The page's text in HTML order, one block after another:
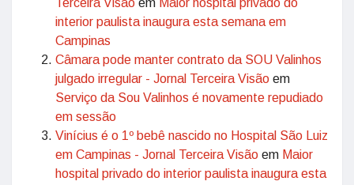
Terceira Visão em Maior hospital privado do
interior paulista inaugura esta semana em
Campinas
Câmara pode manter contrato da SOU Valinhos
julgado irregular - Jornal Terceira Visão em
Serviço da Sou Valinhos é novamente repudiado
em sessão
Vinícius é o 1º bebê nascido no Hospital São Luiz
em Campinas - Jornal Terceira Visão em Maior
hospital privado do interior paulista inaugura esta